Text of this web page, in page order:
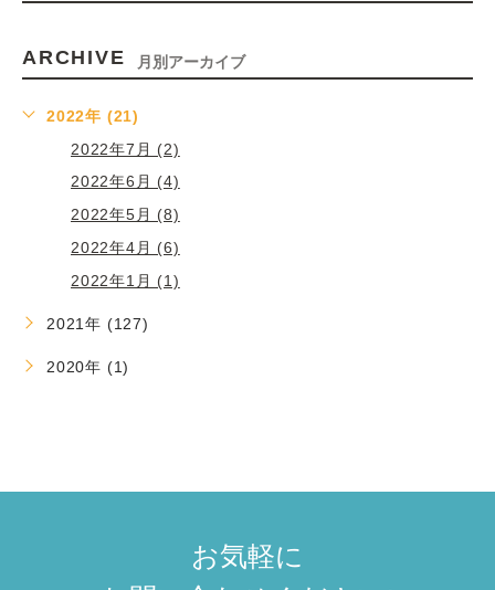
ARCHIVE 月別アーカイブ
2022年 (21)
2022年7月 (2)
2022年6月 (4)
2022年5月 (8)
2022年4月 (6)
2022年1月 (1)
2021年 (127)
2020年 (1)
お気軽に